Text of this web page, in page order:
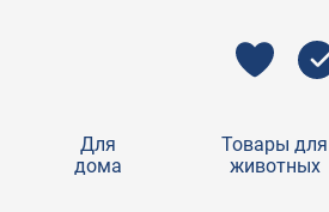
Для
дома
Товары для
животных